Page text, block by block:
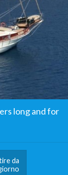
long and for
da